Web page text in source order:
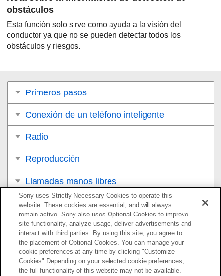
obstáculos
Esta función solo sirve como ayuda a la visión del
conductor ya que no se pueden detectar todos los
obstáculos y riesgos.
Primeros pasos
Conexión de un teléfono inteligente
Radio
Reproducción
Llamadas manos libres
iDataLink Maestro (XAV-AX4000(UC))
Preparación deiDataLink Maestro
Uso deiDataLink Maestro
Ajustes
Sony uses Strictly Necessary Cookies to operate this
website. These cookies are essential, and will always
remain active. Sony also uses Optional Cookies to improve
site functionality, analyze usage, deliver advertisements and
interact with third parties. By using this site, you agree to
the placement of Optional Cookies. You can manage your
cookie preferences at any time by clicking "Customize
Cookies" Depending on your selected cookie preferences,
the full functionality of this website may not be available.